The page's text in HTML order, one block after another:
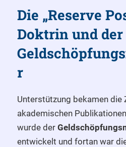
Die „Reserve
Doktrin und der
r
Unterstützung bekamen die
akademischen
wurde der
entwickelt und fortan war